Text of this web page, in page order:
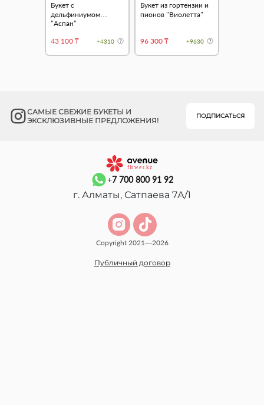
Букет с
дельфиниумом
"Аспан"
43 100 ₸
+4310
Букет из гортензии и
пионов "Виолетта"
96 300 ₸ +9630
САМЫЕ СВЕЖИЕ БУКЕТЫ И
ЭКСКЛЮЗИВНЫЕ ПРЕДЛОЖЕНИЯ!
ПОДПИСАТЬСЯ
+7 700 800 91 92
г. Алматы, Сатпаева 7А/1
Copyright 2021—2026
Публичный договор